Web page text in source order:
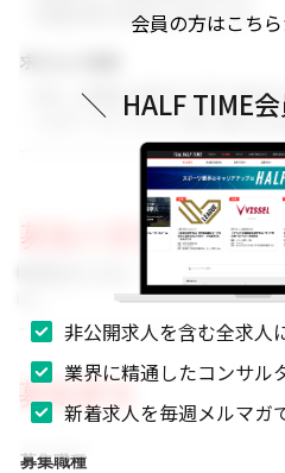
・関連分野の知見をお持ちの方
求める人物像
・新しい挑戦に前向きに取り組め
・スポーツビジネスに強い関心を
募集の背景
事業拡大に伴い、組織体制を強化
募集要項
募集職種
会員の方はこち
＼ HALF TIME
非公開求人を含む全求人
業界に精通したコンサル
新着求人を毎週メルマガ